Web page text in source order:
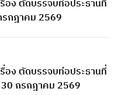
อง ตัดบรรจบท่อประธานที่
กฎาคม 2569
อง ตัดบรรจบท่อประธานที่
กรกฎาคม 2569